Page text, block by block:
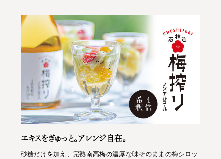
エキスをぎゅっと。アレンジ自在。
砂糖だけを加え、完熟南高梅の濃厚な味そのままの梅シロッ